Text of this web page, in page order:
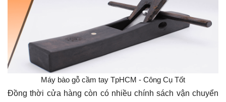
Máy bào gỗ cầm tay TpHCM - Công Cụ Tốt
Đồng thời cửa hàng còn có nhiều chính sách vận chuyển